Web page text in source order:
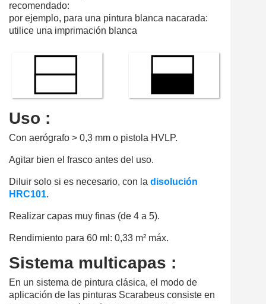
recomendado:
por ejemplo, para una pintura blanca nacarada:
utilice una imprimación blanca
Uso :
Con aerógrafo > 0,3 mm o pistola HVLP.
Agitar bien el frasco antes del uso.
Diluir solo si es necesario, con la disolución
HRC101.
Realizar capas muy finas (de 4 a 5).
Rendimiento para 60 ml: 0,33 m² máx.
Sistema multicapas :
En un sistema de pintura clásica, el modo de
aplicación de las pinturas Scarabeus consiste en